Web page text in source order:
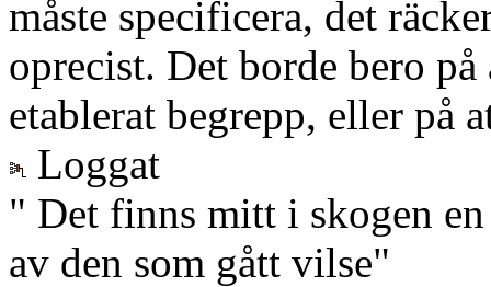
måste specificera, det
oprecist. Det borde bero
etablerat begrepp, eller på
Loggat
" Det finns mitt i skogen
av den som gått vilse"